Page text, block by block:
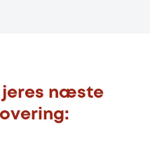
jeres næste